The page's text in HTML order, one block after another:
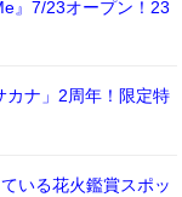
』7/23オープン！23
カナ」2周年！限定特
いる花火鑑賞スポッ